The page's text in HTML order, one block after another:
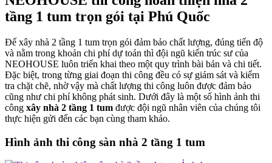
tầng 1 tum trọn gói tại Phú Quốc
Để xây nhà 2 tầng 1 tum trọn gói đảm bảo chất lượng, đúng tiến độ
và nằm trong khoản chi phí dự toán thì đội ngũ kiến trúc sư của
NEOHOUSE luôn triển khai theo một quy trình bài bản và chi tiết.
Đặc biệt, trong từng giai đoạn thi công đều có sự giám sát và kiểm
tra chặt chẽ, nhờ vậy mà chất lượng thi công luôn được đảm bảo
cũng như chi phí không phát sinh. Dưới đây là một số hình ảnh thi
công xây nhà 2 tầng 1 tum được đội ngũ nhân viên của chúng tôi
thực hiện gửi đến các bạn cùng tham khảo.
Hình ảnh thi công sàn nhà 2 tầng 1 tum